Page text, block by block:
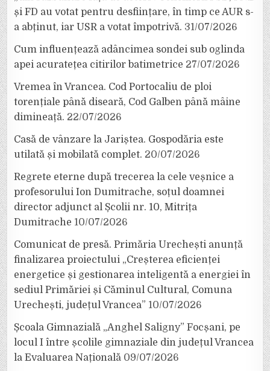
și FD au votat pentru desființare, în timp ce AUR s-
a abținut, iar USR a votat împotrivă. 31/07/2026
Cum influențează adâncimea sondei sub oglinda
apei acuratețea citirilor batimetrice 27/07/2026
Vremea în Vrancea. Cod Portocaliu de ploi
torențiale până diseară, Cod Galben până mâine
dimineață. 22/07/2026
Casă de vânzare la Jariștea. Gospodăria este
utilată și mobilată complet. 20/07/2026
Regrete eterne după trecerea la cele veșnice a
profesorului Ion Dumitrache, soțul doamnei
director adjunct al Școlii nr. 10, Mitrița
Dumitrache 10/07/2026
Comunicat de presă. Primăria Urechești anunță
finalizarea proiectului „Creșterea eficienței
energetice și gestionarea inteligentă a energiei în
sediul Primăriei și Căminul Cultural, Comuna
Urechești, județul Vrancea” 10/07/2026
Școala Gimnazială „Anghel Saligny” Focșani, pe
locul I între școlile gimnaziale din județul Vrancea
la Evaluarea Națională 09/07/2026